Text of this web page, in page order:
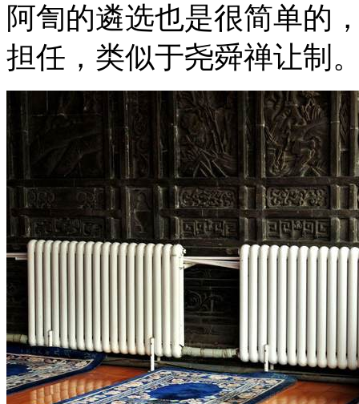
阿訇的遴选也是很简单的
担任，类似于尧舜禅让制